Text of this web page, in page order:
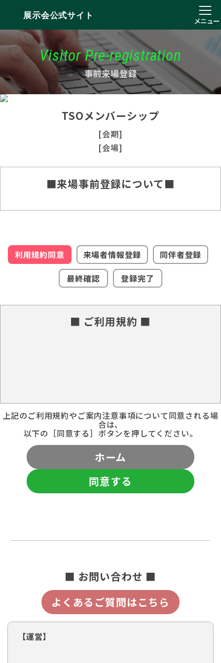
展示会公式サイト
メニュー
Visitor Pre-registration
事前来場登録
TSOメンバーシップ
[会期]
[会場]
■来場事前登録について■
利用規約同意 来場者情報登録
同伴者登録
最終確認
登録完了
■ ご利用規約 ■
上記のご利用規約やご案内注意事項について同意される場
合は、
以下の［同意する］ボタンを押してください。
ホーム
同意する
■ お問い合わせ ■
よくあるご質問はこちら
【運営】